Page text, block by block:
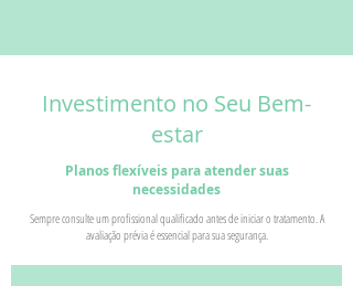
Investimento no Seu Bem-
estar
Planos flexíveis para atender suas
necessidades
Sempre consulte um profissional qualificado antes de iniciar o tratamento. A
avaliação prévia é essencial para sua segurança.